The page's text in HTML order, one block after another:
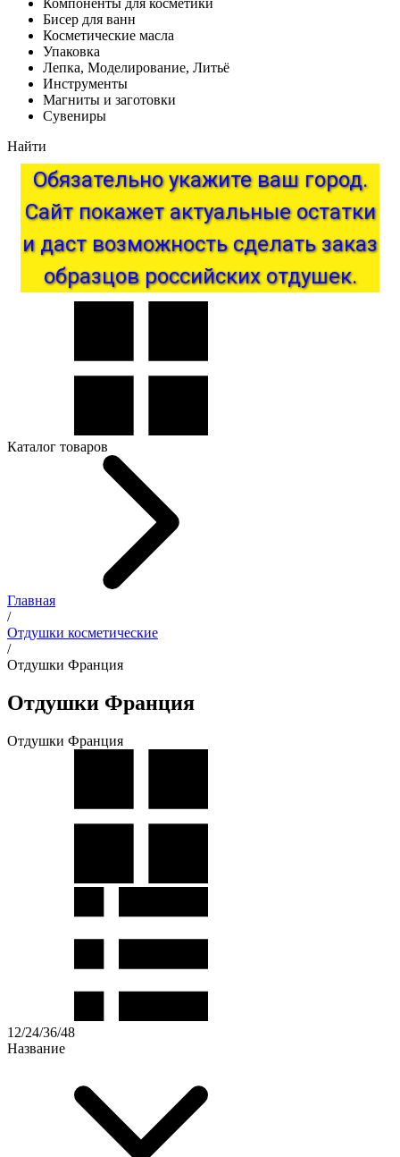
Компоненты для косметики
Бисер для ванн
Косметические масла
Упаковка
Лепка, Моделирование, Литьё
Инструменты
Магниты и заготовки
Сувениры
НайтиОбязательно
Сайт покажет актуальные остатки
и даст возможность сделать заказ
образцов российских отдушек.
Каталог товаров
Главная
/
Отдушки косметические
/
Отдушки Франция
Отдушки Франция
Отдушки Франция
12/24/36/48
Название